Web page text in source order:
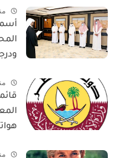
منذ
منذ
منذ